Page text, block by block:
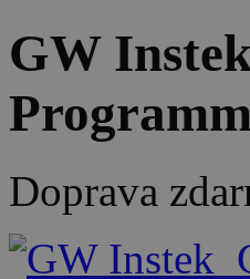
GW
Doprava